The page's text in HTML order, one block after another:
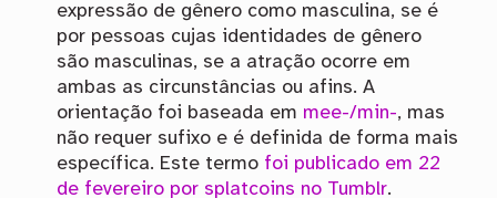
expressão de gênero como masculina, se é
por pessoas cujas identidades de gênero
são masculinas, se a atração ocorre em
ambas as circunstâncias ou afins. A
orientação foi baseada em mee-/min-, mas
não requer sufixo e é definida de forma mais
específica. Este termo foi publicado em 22
de fevereiro por splatcoins no Tumblr.